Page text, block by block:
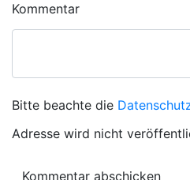
Kommentar
Bitte beachte die
Adresse wird nicht